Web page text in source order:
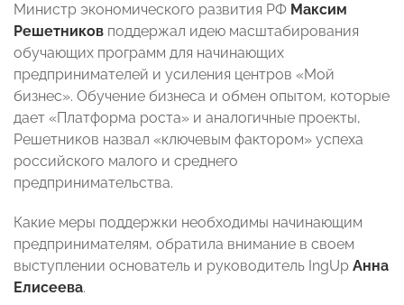
Министр экономического развития РФ Максим
Решетников поддержал идею масштабирования
обучающих программ для начинающих
предпринимателей и усиления центров «Мой
бизнес». Обучение бизнеса и обмен опытом, которые
дает «Платформа роста» и аналогичные проекты,
Решетников назвал «ключевым фактором» успеха
российского малого и среднего
предпринимательства.
Какие меры поддержки необходимы начинающим
предпринимателям, обратила внимание в своем
выступлении основатель и руководитель IngUp Анна
Елисеева.